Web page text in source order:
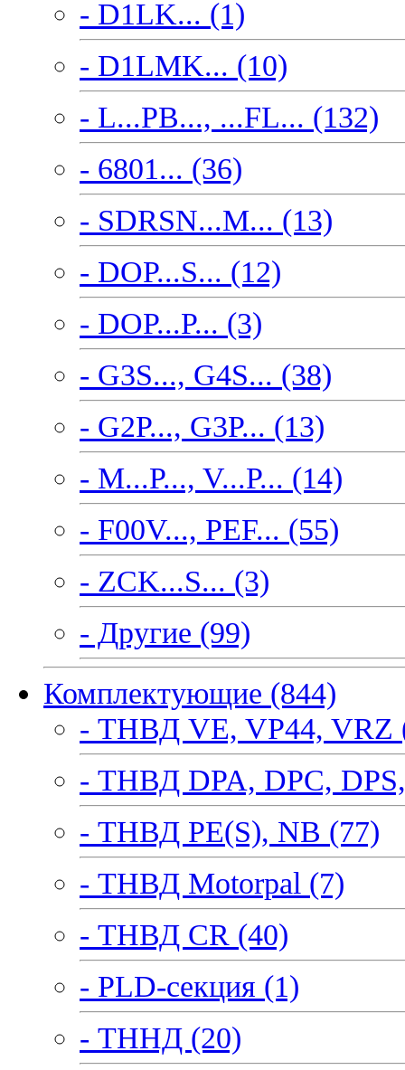
- D1LK... (1)
- D1LMK... (10)
- L...PB..., ...FL... (132)
- 6801... (36)
- SDRSN...M... (13)
- DOP...S... (12)
- DOP...P... (3)
- G3S..., G4S... (38)
- G2P..., G3P... (13)
- M...P..., V...P... (14)
- F00V..., PEF... (55)
- ZCK...S... (3)
- Другие (99)
Комплектующие (844)
- ТНВД VE, VP44, VRZ
- ТНВД DPA, DPC,
- ТНВД PE(S), NB (77)
- ТНВД Motorpal (7)
- ТНВД CR (40)
- PLD-секция (1)
- ТННД (20)